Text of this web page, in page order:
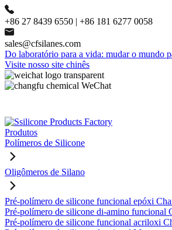
+86 27 8439 6550 | +86 181 6277 0058
sales@cfsilanes.com
Do laboratório para a vida: mudar o mundo
Visite nosso site chinês
Produtos
Polímeros de Silicone
Oligômeros de Silano
Pré-polímero de silicone funcional epóxi
Pré-polímero de silicone di-amino funcional
Pré-polímero de silicone funcional acriloxi